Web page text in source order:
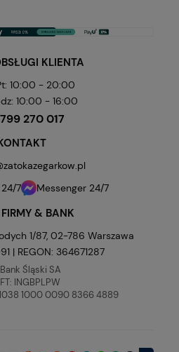
KLIENTA
10:00 - 20:00
10:00 - 16:00
799 270 017
7
Messenger 24/7
& BANK
1/87, 02-786 Warszawa
| REGON: 364671287
Śląski SA
INGBPLPW
1038 1000 0090 8366 4889